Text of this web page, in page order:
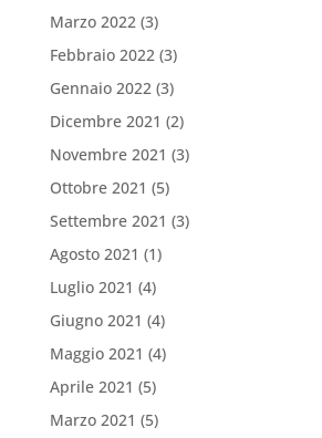
Marzo 2022(3)
Febbraio 2022(3)
Gennaio 2022(3)
Dicembre 2021 (2)
Novembre 2021 (3)
Ottobre 2021 (5)
Settembre 2021 (3)
Agosto 2021 (1)
Luglio 2021 (4)
Giugno 2021 (4)
Maggio 2021 (4)
Aprile 2021 (5)
Marzo 2021 (5)